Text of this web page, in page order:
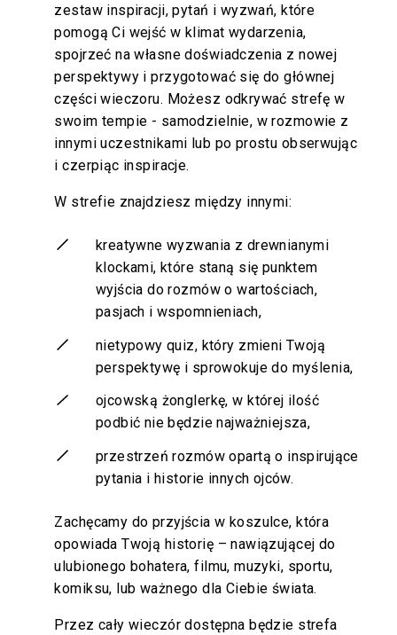
zestaw inspiracji, pytań i wyzwań, które
pomogą Ci wejść w klimat wydarzenia,
spojrzeć na własne doświadczenia z nowej
perspektywy i przygotować się do głównej
części wieczoru. Możesz odkrywać strefę w
swoim tempie - samodzielnie, w rozmowie z
innymi uczestnikami lub po prostu obserwując
i czerpiąc inspiracje.
W strefie znajdziesz między innymi:
kreatywne wyzwania z drewnianymi
klockami, które staną się punktem
wyjścia do rozmów o wartościach,
pasjach i wspomnieniach,
nietypowy quiz, który zmieni Twoją
perspektywę i sprowokuje do myślenia,
ojcowską żonglerkę, w której ilość
podbić nie będzie najważniejsza,
przestrzeń rozmów opartą o inspirujące
pytania i historie innych ojców.
Zachęcamy do przyjścia w koszulce, która
opowiada Twoją historię – nawiązującej do
ulubionego bohatera, filmu, muzyki, sportu,
komiksu, lub ważnego dla Ciebie świata.
Przez cały wieczór dostępna będzie strefa